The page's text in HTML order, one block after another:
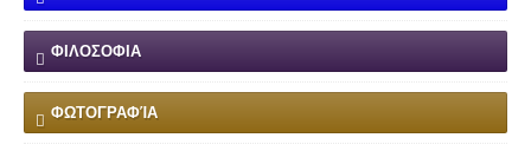
ΦΙΛΟΣΟΦΙΑ
ΦΩΤΟΓΡΑΦΊΑ